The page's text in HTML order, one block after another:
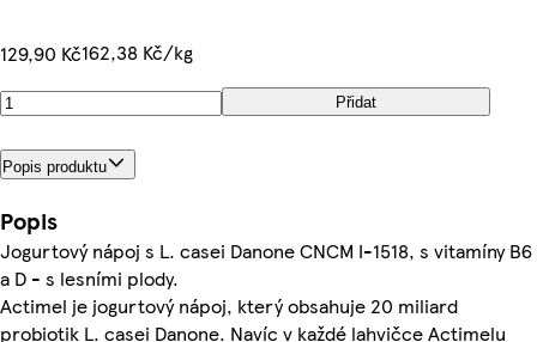
129,90 Kč162,38 Kč/kg
Přidat
Popis produktu
Popis
Jogurtový nápoj s L. casei Danone CNCM I-1518, s vitamíny B6
a D - s lesními plody.
Actimel je jogurtový nápoj, který obsahuje 20 miliard
probiotik L. casei Danone. Navíc v každé lahvičce Actimelu